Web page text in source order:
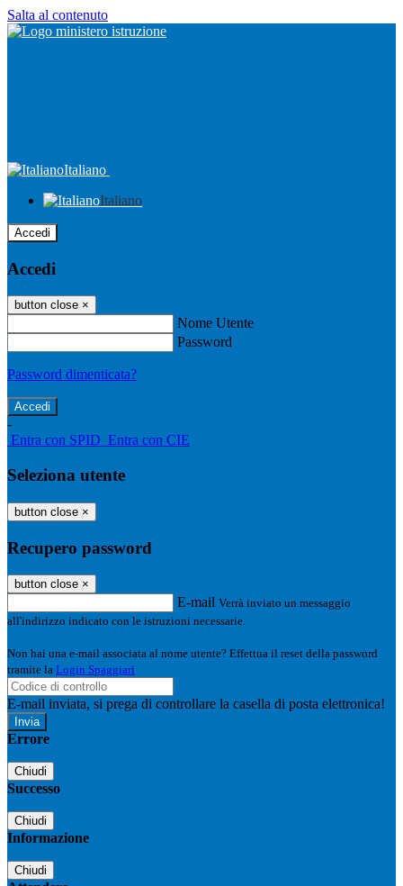
Salta al contenuto
Italiano
Italiano
Accedi
Accedi
button close ×
Nome Utente
Password
Password dimenticata?
-
Entra con SPID Entra con CIE
Seleziona utente
button close ×
Recupero password
button close ×
E-mail Verrà inviato un messaggio
all'indirizzo indicato con le istruzioni necessarie.
Non hai una e-mail associata al nome utente? Effettua il reset della password
tramite la Login Spaggiari
E-mail inviata, si prega di controllare la casella di posta elettronica!
Errore
Chiudi
Successo
Chiudi
Informazione
Chiudi